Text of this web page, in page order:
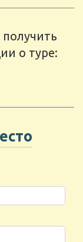
о туре: